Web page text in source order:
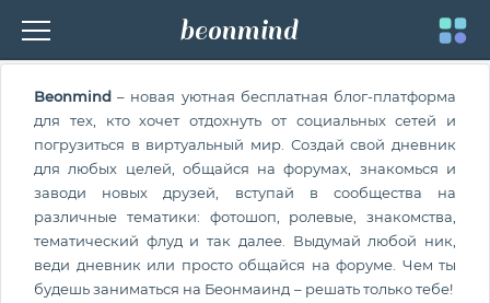
Toggle
beonmind
Beonmind – новая уютная бесплатная блог-платформа
для тех, кто хочет отдохнуть от социальных сетей и
погрузиться в виртуальный мир. Создай свой дневник
для любых целей, общайся на форумах, знакомься и
заводи новых друзей, вступай в сообщества на
различные тематики: фотошоп, ролевые, знакомства,
тематический флуд и так далее. Выдумай любой ник,
веди дневник или просто общайся на форуме. Чем ты
будешь заниматься на Беонмаинд – решать только тебе!